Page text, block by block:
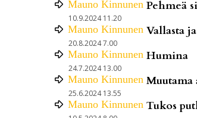
Mauno Kinnunen Pehmeä
10.9.2024 11.20
Mauno Kinnunen Vallasta
20.8.2024 7.00
Mauno Kinnunen Humina
24.7.2024 13.00
Mauno Kinnunen Muutama
25.6.2024 13.55
Mauno Kinnunen Tukos